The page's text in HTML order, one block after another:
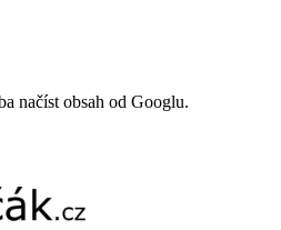
načíst obsah od Googlu.